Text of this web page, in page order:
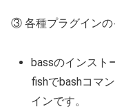
③ 各種プラグインの
bassのインスト
fishでbashコマ
インです。